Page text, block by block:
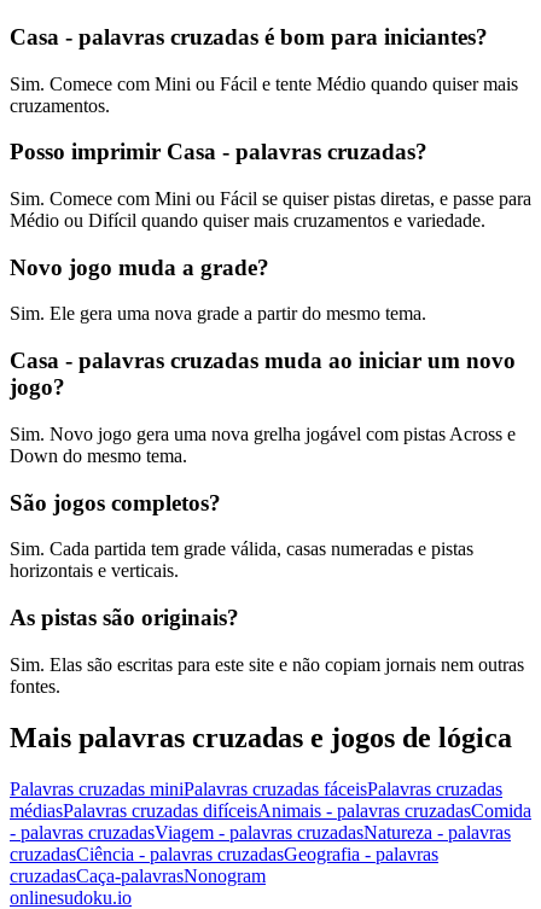
Casa - palavras cruzadas é bom para iniciantes?
Sim. Comece com Mini ou Fácil e tente Médio quando quiser mais
cruzamentos.
Posso imprimir Casa - palavras cruzadas?
Sim. Comece com Mini ou Fácil se quiser pistas diretas, e passe para
Médio ou Difícil quando quiser mais cruzamentos e variedade.
Novo jogo muda a grade?
Sim. Ele gera uma nova grade a partir do mesmo tema.
Casa - palavras cruzadas muda ao iniciar um novo
jogo?
Sim. Novo jogo gera uma nova grelha jogável com pistas Across e
Down do mesmo tema.
São jogos completos?
Sim. Cada partida tem grade válida, casas numeradas e pistas
horizontais e verticais.
As pistas são originais?
Sim. Elas são escritas para este site e não copiam jornais nem outras
fontes.
Mais palavras cruzadas e jogos de lógica
Palavras cruzadas miniPalavras cruzadas fáceisPalavras cruzadas
médiasPalavras cruzadas difíceisAnimais - palavras cruzadasComida
- palavras cruzadasViagem - palavras cruzadasNatureza - palavras
cruzadasCiência - palavras cruzadasGeografia - palavras
cruzadasCaça-palavrasNonogram
onlinesudoku.io